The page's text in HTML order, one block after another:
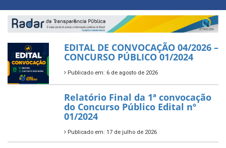
EDITAL DE CONVOCAÇÃO 04/2026 –
CONCURSO PÚBLICO 01/2024
Publicado em: 6 de agosto de 2026
Relatório Final da 1ª convocação
do Concurso Público Edital nº
01/2024
Publicado em: 17 de julho de 2026